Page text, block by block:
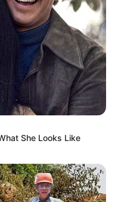
você para continuar
Compartilhe as nossas
She Looks Like